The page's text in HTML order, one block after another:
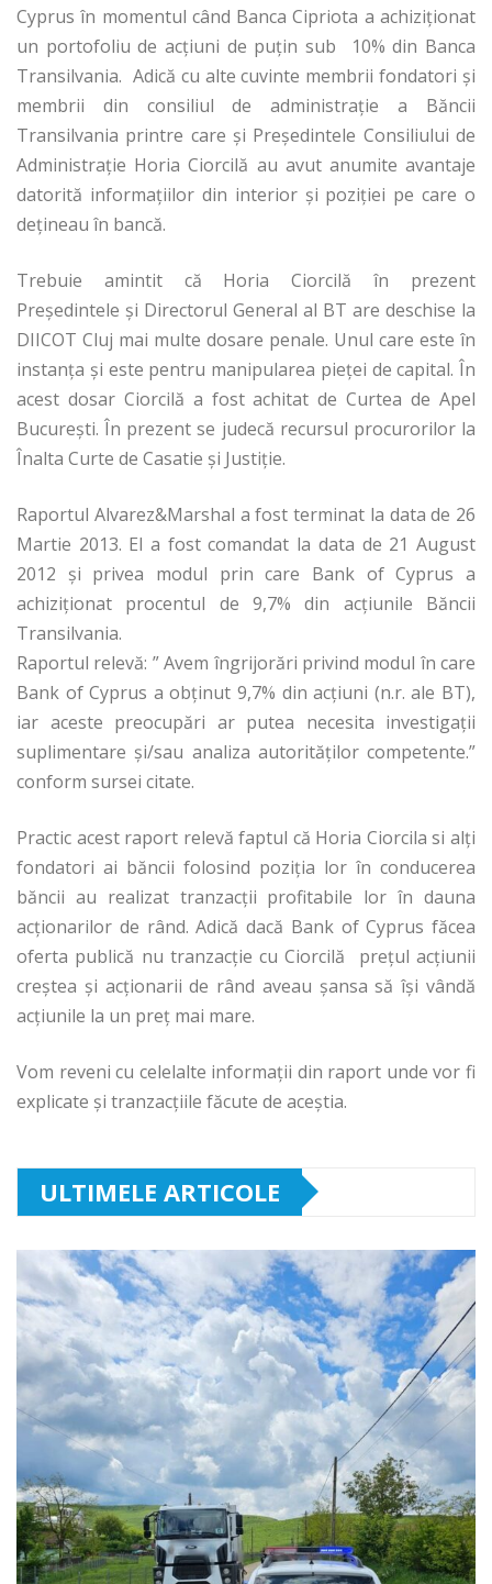
Cyprus în momentul când Banca Cipriota a achiziționat
un portofoliu de acțiuni de puțin sub 10% din Banca
Transilvania. Adică cu alte cuvinte membrii fondatori și
membrii din consiliul de administrație a Băncii
Transilvania printre care și Președintele Consiliului de
Administrație Horia Ciorcilă au avut anumite avantaje
datorită informațiilor din interior și poziției pe care o
dețineau în bancă.
Trebuie amintit că Horia Ciorcilă în prezent
Președintele și Directorul General al BT are deschise la
DIICOT Cluj mai multe dosare penale. Unul care este în
instanța și este pentru manipularea pieței de capital. În
acest dosar Ciorcilă a fost achitat de Curtea de Apel
București. În prezent se judecă recursul procurorilor la
Înalta Curte de Casatie și Justiție.
Raportul Alvarez&Marshal a fost terminat la data de 26
Martie 2013. El a fost comandat la data de 21 August
2012 și privea modul prin care Bank of Cyprus a
achiziționat procentul de 9,7% din acțiunile Băncii
Transilvania.
Raportul relevă: ” Avem îngrijorări privind modul în care
Bank of Cyprus a obținut 9,7% din acțiuni (n.r. ale BT),
iar aceste preocupări ar putea necesita investigații
suplimentare și/sau analiza autorităților competente.”
conform sursei citate.
Practic acest raport relevă faptul că Horia Ciorcila si alți
fondatori ai băncii folosind poziția lor în conducerea
băncii au realizat tranzacții profitabile lor în dauna
acționarilor de rând. Adică dacă Bank of Cyprus făcea
oferta publică nu tranzacție cu Ciorcilă prețul acțiunii
creștea și acționarii de rând aveau șansa să își vândă
acțiunile la un preț mai mare.
Vom reveni cu celelalte informații din raport unde vor fi
explicate și tranzacțiile făcute de aceștia.
ULTIMELE ARTICOLE